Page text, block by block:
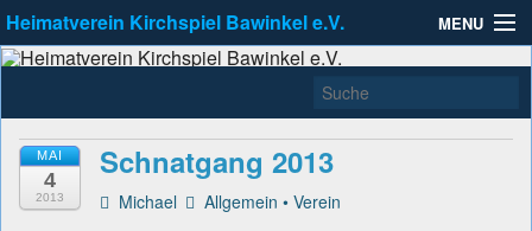
Heimatverein Kirchspiel Bawinkel e.V. MENU
Allgemein
Kleinbahnausstellung
Links
Heimatverein Kirchspiel
Bawinkel e.V.
Zu erreichen unter info@Heimatverein-Bawinkel.de
MAI
4
2013
Schnatgang 2013
Michael Allgemein •Verein